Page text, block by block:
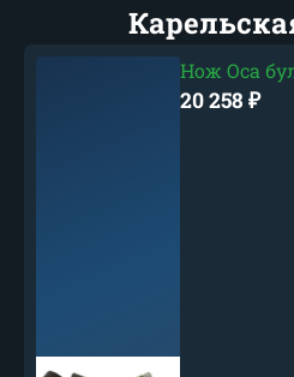
Нож Оса
20 258 ₽